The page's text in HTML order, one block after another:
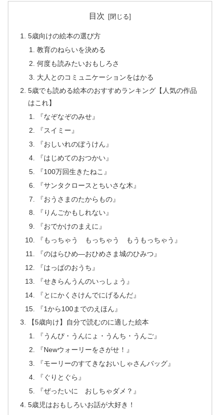
目次
5歳向けの絵本の選び方
教育のねらいを決める
何度も読みたいおもしろさ
大人とのコミュニケーションをはかる
5歳でも読める絵本のおすすめランキング【人気の作品
はこれ】
『なぞなぞのみせ』
『スイミー』
『おしいれのぼうけん』
『はじめてのおつかい』
『100万回生きたねこ』
『サンタクロースとちいさな木』
『おうさまのたからもの』
『りんごかもしれない』
『おでかけのまえに』
『もっちゃう もっちゃう もうもっちゃう』
『のはらひめ―おひめさま城のひみつ』
『はっぱのおうち』
『せきらんうんのいっしょう』
『とにかくさけんでにげるんだ』
『1から100までのえほん』
【5歳向け】自分で読むのに適した絵本
『うんぴ・うんにょ・うんち・うんご』
『Newウォーリーをさがせ！』
『モーリーのすてきなおいしゃさんバッグ』
『ぐりとぐら』
『ぜったいに おしちゃダメ？』
5歳児はおもしろいお話が大好き！